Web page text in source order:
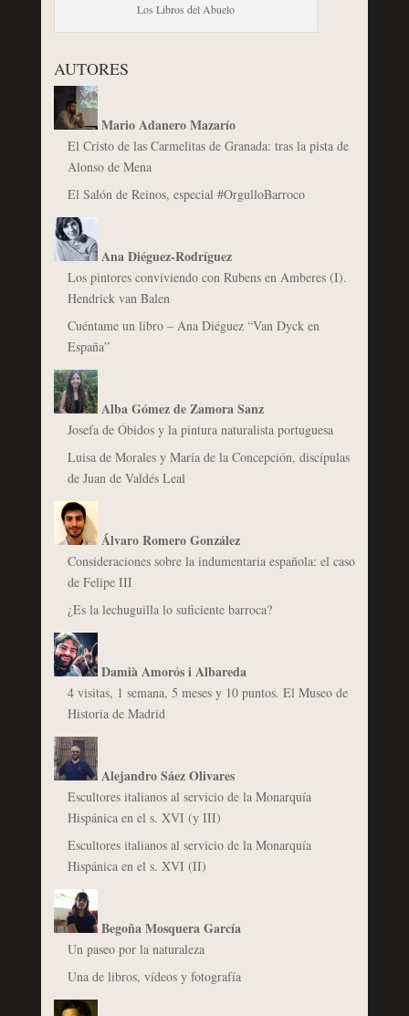
Los Libros del Abuelo
AUTORES
Mario Adanero Mazarío
El Cristo de las Carmelitas de Granada: tras la pista de
Alonso de Mena
El Salón de Reinos, especial #OrgulloBarroco
Ana Diéguez-Rodríguez
Los pintores conviviendo con Rubens en Amberes (I).
Hendrick van Balen
Cuéntame un libro – Ana Diéguez “Van Dyck en
España”
Alba Gómez de Zamora Sanz
Josefa de Óbidos y la pintura naturalista portuguesa
Luisa de Morales y María de la Concepción, discípulas
de Juan de Valdés Leal
Álvaro Romero González
Consideraciones sobre la indumentaria española: el caso
de Felipe III
¿Es la lechuguilla lo suficiente barroca?
Damià Amorós i Albareda
4 visitas, 1 semana, 5 meses y 10 puntos. El Museo de
Historia de Madrid
Alejandro Sáez Olivares
Escultores italianos al servicio de la Monarquía
Hispánica en el s. XVI (y III)
Escultores italianos al servicio de la Monarquía
Hispánica en el s. XVI (II)
Begoña Mosquera García
Un paseo por la naturaleza
Una de libros, vídeos y fotografía